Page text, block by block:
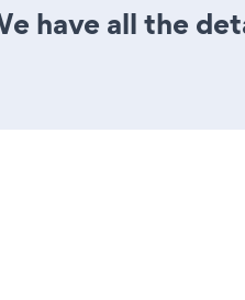
have all the